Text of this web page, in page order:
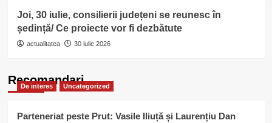
Joi, 30 iulie, consilierii județeni se reunesc în
ședință/ Ce proiecte vor fi dezbătute
actualitatea 30 iulie 2026
Recomandari
De interes Uncategorized
Parteneriat peste Prut: Vasile Iliuță și Laurențiu Dan